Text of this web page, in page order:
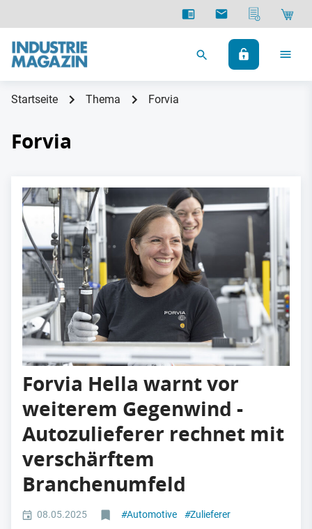
Startseite Thema Forvia
Forvia
Forvia Hella warnt vor
weiterem Gegenwind -
Autozulieferer rechnet mit
verschärftem
Branchenumfeld
08.05.2025 #Automotive #Zulieferer